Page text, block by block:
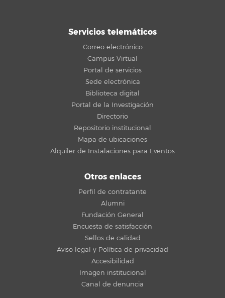
Servicios telemáticos
Correo electrónico
Campus Virtual
Portal de servicios
Sede electrónica
Biblioteca digital
Portal de la Investigación
Directorio
Repositorio institucional
Mapa de ubicaciones
Alquiler de Instalaciones para Eventos
Otros enlaces
Perfil de contratante
Alumni
Fundación General
Encuesta de satisfacción
Sellos de calidad
Aviso legal y Política de privacidad
Accesibilidad
Imagen institucional
Canal de denuncia